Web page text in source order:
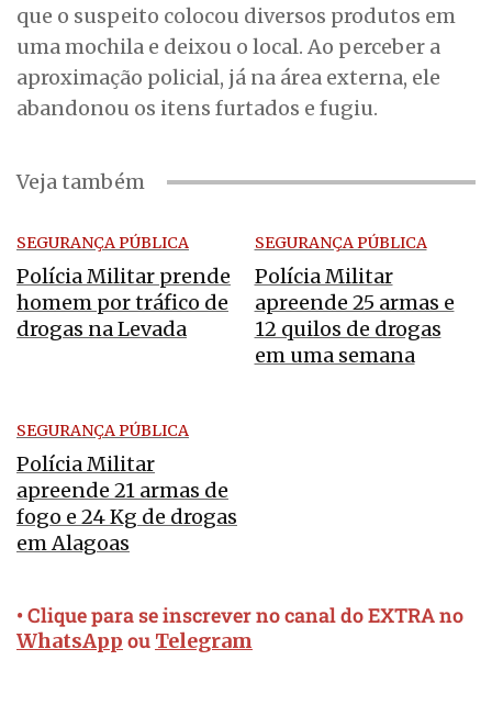
que o suspeito colocou diversos produtos em
uma mochila e deixou o local. Ao perceber a
aproximação policial, já na área externa, ele
abandonou os itens furtados e fugiu.
Veja também
SEGURANÇA PÚBLICA
Polícia Militar prende
homem por tráfico de
drogas na Levada
SEGURANÇA PÚBLICA
Polícia Militar
apreende 25 armas e
12 quilos de drogas
em uma semana
SEGURANÇA PÚBLICA
Polícia Militar
apreende 21 armas de
fogo e 24 Kg de drogas
em Alagoas
• Clique para se inscrever no canal do EXTRA no
WhatsApp ou Telegram